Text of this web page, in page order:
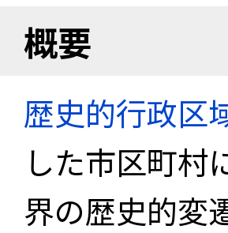
概要
歴史的行政区
した市区町村
界の歴史的変